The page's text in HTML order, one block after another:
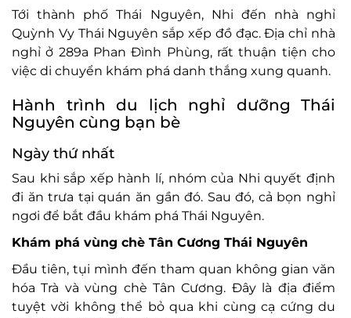
Tới thành phố Thái Nguyên, Nhi đến nhà nghỉ
Quỳnh Vy Thái Nguyên sắp xếp đồ đạc. Địa chỉ nhà
nghỉ ở 289a Phan Đình Phùng, rất thuận tiện cho
việc di chuyển khám phá danh thắng xung quanh.
Hành trình du lịch nghỉ dưỡng Thái
Nguyên cùng bạn bè
Ngày thứ nhất
Sau khi sắp xếp hành lí, nhóm của Nhi quyết định
đi ăn trưa tại quán ăn gần đó. Sau đó, cả bọn nghỉ
ngơi để bắt đầu khám phá Thái Nguyên.
Khám phá vùng chè Tân Cương Thái Nguyên
Đầu tiên, tụi mình đến tham quan không gian văn
hóa Trà và vùng chè Tân Cương. Đây là địa điểm
tuyệt vời không thể bỏ qua khi cùng cạ cứng du